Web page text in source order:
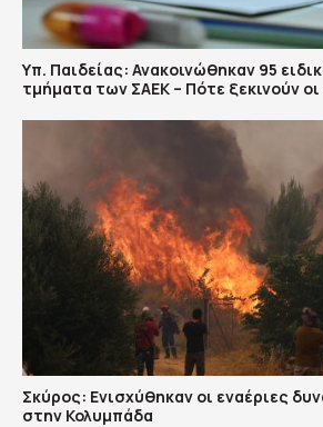
Υπ. Παιδείας: Ανακοινώθηκαν 95
τμήματα των ΣΑΕΚ – Πότε ξεκινούν οι
Σκύρος: Ενισχύθηκαν οι εναέριες
στην Κολυμπάδα